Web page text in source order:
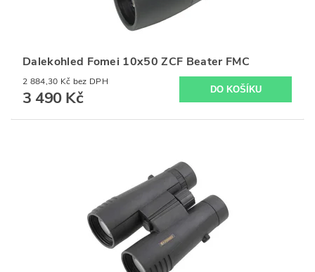
Dalekohled Fomei 10x50 ZCF Beater FMC
2 884,30 Kč bez DPH
3 490 Kč